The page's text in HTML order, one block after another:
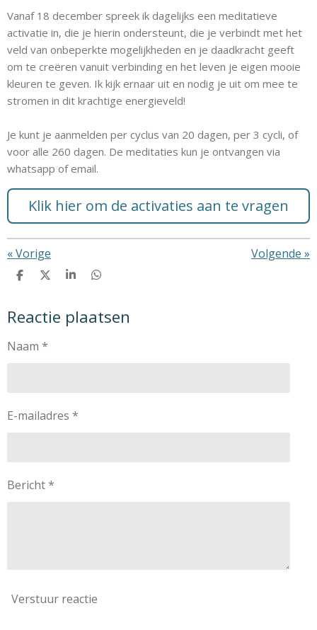
Vanaf 18 december spreek ik dagelijks een meditatieve
activatie in, die je hierin ondersteunt, die je verbindt met het
veld van onbeperkte mogelijkheden en je daadkracht geeft
om te creëren vanuit verbinding en het leven je eigen mooie
kleuren te geven. Ik kijk ernaar uit en nodig je uit om mee te
stromen in dit krachtige energieveld!
Je kunt je aanmelden per cyclus van 20 dagen, per 3 cycli, of
voor alle 260 dagen. De meditaties kun je ontvangen via
whatsapp of email.
Klik hier om de activaties aan te vragen
«Vorige Volgende »
D
e
n
D
l
S
r
e
D
e
n
Reactie plaatsen
Naam *
E-mailadres *
Bericht *
Verstuur reactie